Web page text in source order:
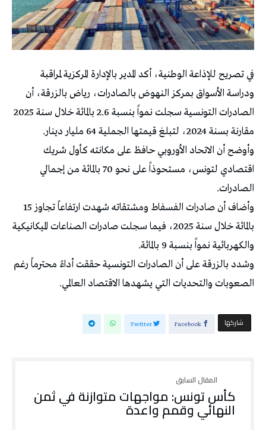
في تصريح للإذاعة الوطنية، أكد المدير بالإدارة المركزية لمراقبة
ودراسة الأسواق بمركز النهوض بالصادرات، رياض بالزرقة، أن
الصادرات التونسية سجلت نمواً بنسبة 2.6 بالمائة خلال سنة 2025
مقارنة بسنة 2024، لتبلغ قيمتها الجملية 64 مليار دينار.
وأوضح أن الاتحاد الأوروبي حافظ على مكانته كأول شريك
اقتصادي لتونس، مستحوذاً على نحو 70 بالمائة من إجمالي
الصادرات.
وأضاف أن صادرات الفسفاط ومشتقاته شهدت ارتفاعاً تجاوز 15
بالمائة خلال سنة 2025، فيما سجلت صادرات الصناعات الميكانيكية
والكهربائية نمواً بنسبة 9 بالمائة.
وشدد بالزرقة على أن الصادرات التونسية حققت أداءً محترماً رغم
الصعوبات والتحديات التي يشهدها الاقتصاد العالمي.
‫‫ شاركها‬ Facebook
Twitter
كأس تونس: مواجهات متوازنة في ثمن
النهائي وقمم واعدة